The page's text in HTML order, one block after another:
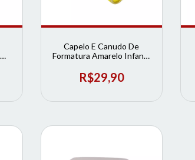
Capelo E Canudo De
Formatura Amarelo Infantil
R$29,90